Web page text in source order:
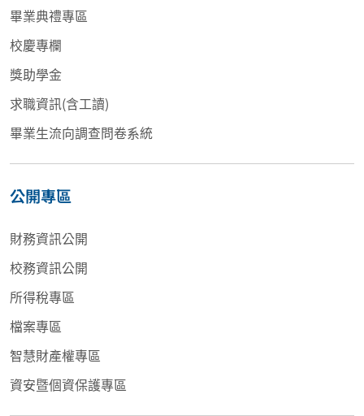
畢業典禮專區
校慶專欄
獎助學金
求職資訊(含工讀)
畢業生流向調查問卷系統
公開專區
財務資訊公開
校務資訊公開
所得稅專區
檔案專區
智慧財產權專區
資安暨個資保護專區